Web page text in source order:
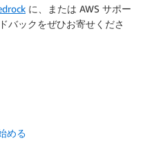
に、または AWS サポー
バックをぜひお寄せくださ
める